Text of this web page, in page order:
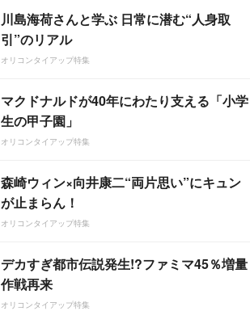
川島海荷さんと学ぶ 日常に潜む“人身取
引”のリアル
オリコンタイアップ特集
マクドナルドが40年にわたり支える「小学
生の甲子園」
オリコンタイアップ特集
森崎ウィン×向井康二“両片思い”にキュン
が止まらん！
オリコンタイアップ特集
デカすぎ都市伝説発生!?ファミマ45％増量
作戦再来
オリコンタイアップ特集